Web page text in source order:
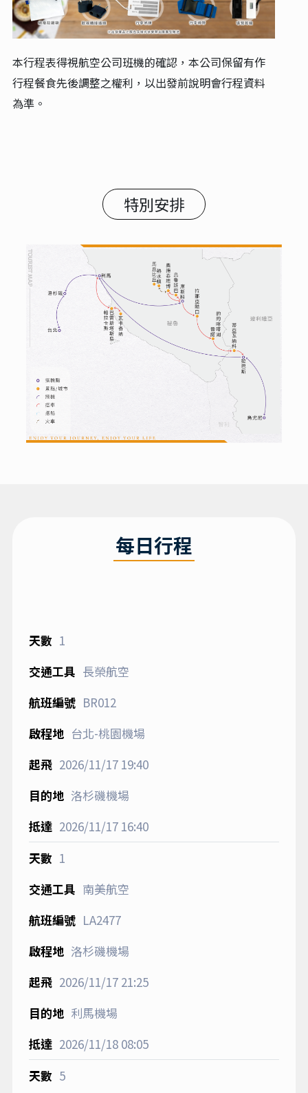
本行程表得視航空公司班機的確認，本公司保留有作
行程餐食先後調整之權利，以出發前說明會行程資料
為準。
特別安排
每日行程
1
長榮航空
BR012
台北-桃園機場
2026/11/1719:40
洛杉磯機場
2026/11/1716:40
1
南美航空
LA2477
洛杉磯機場
2026/11/1721:25
利馬機場
2026/11/1808:05
5